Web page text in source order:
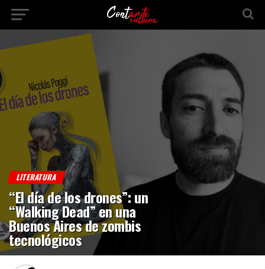
LITERATURA
“El día de los drones”: un
“Walking Dead” en una
Buenos Aires de zombis
tecnológicos